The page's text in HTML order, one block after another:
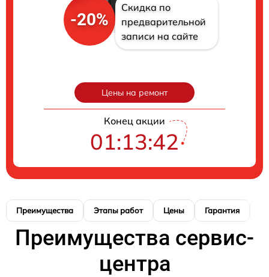
-20%
Скидка по
предварительной
записи на сайте
Цены на ремонт
Конец акции
01:13:40
Преимущества Этапы работ Цены Гарантия
Преимущества сервис-
центра